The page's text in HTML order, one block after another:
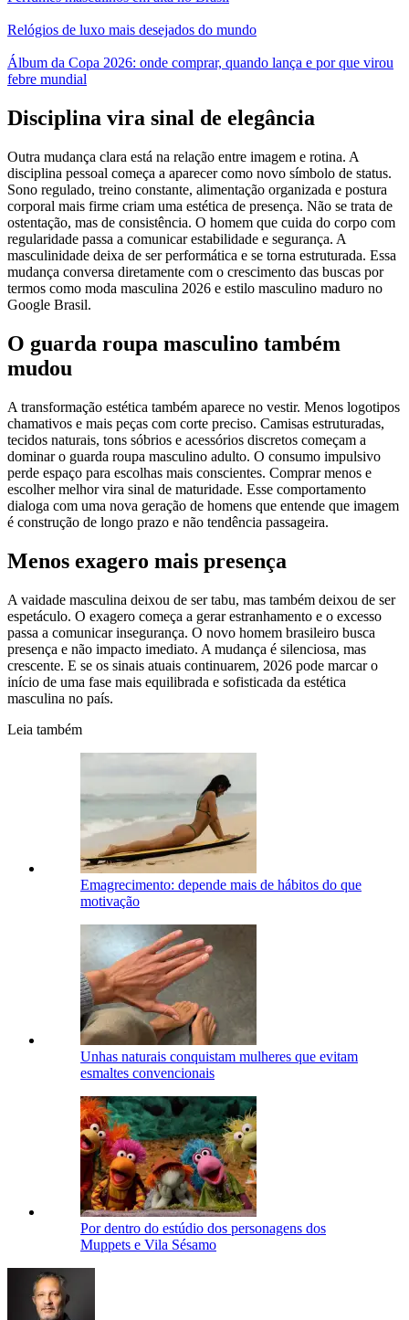
Relógios de luxo mais desejados do mundo
Álbum da Copa 2026: onde comprar, quando lança e por que virou
febre mundial
Disciplina vira sinal de elegância
Outra mudança clara está na relação entre imagem e rotina. A
disciplina pessoal começa a aparecer como novo símbolo de status.
Sono regulado, treino constante, alimentação organizada e postura
corporal mais firme criam uma estética de presença. Não se trata de
ostentação, mas de consistência. O homem que cuida do corpo com
regularidade passa a comunicar estabilidade e segurança. A
masculinidade deixa de ser performática e se torna estruturada. Essa
mudança conversa diretamente com o crescimento das buscas por
termos como moda masculina 2026 e estilo masculino maduro no
Google Brasil.
O guarda roupa masculino também
mudou
A transformação estética também aparece no vestir. Menos logotipos
chamativos e mais peças com corte preciso. Camisas estruturadas,
tecidos naturais, tons sóbrios e acessórios discretos começam a
dominar o guarda roupa masculino adulto. O consumo impulsivo
perde espaço para escolhas mais conscientes. Comprar menos e
escolher melhor vira sinal de maturidade. Esse comportamento
dialoga com uma nova geração de homens que entende que imagem
é construção de longo prazo e não tendência passageira.
Menos exagero mais presença
A vaidade masculina deixou de ser tabu, mas também deixou de ser
espetáculo. O exagero começa a gerar estranhamento e o excesso
passa a comunicar insegurança. O novo homem brasileiro busca
presença e não impacto imediato. A mudança é silenciosa, mas
crescente. E se os sinais atuais continuarem, 2026 pode marcar o
início de uma fase mais equilibrada e sofisticada da estética
masculina no país.
Leia também
Emagrecimento: depende mais de hábitos do que
motivação
Unhas naturais conquistam mulheres que evitam
esmaltes convencionais
Por dentro do estúdio dos personagens dos
Muppets e Vila Sésamo